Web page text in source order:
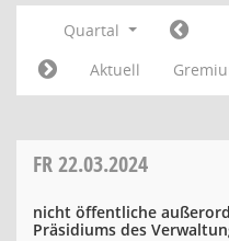
Quartal
Aktuell
FR22.03.2024
nicht öffentliche
Präsidiums des